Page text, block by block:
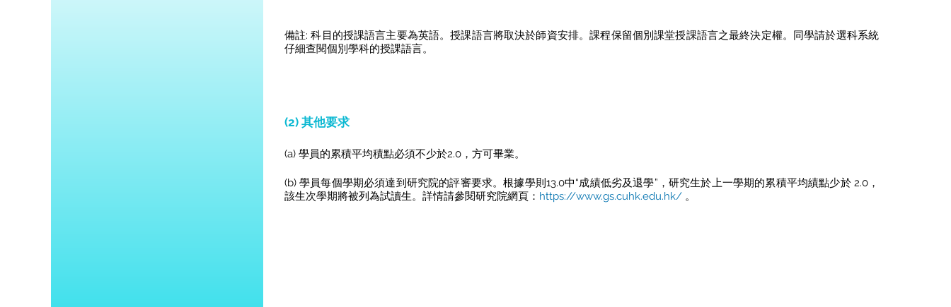
備註: 科目的授課語言主要為英語。授課語言將取決於師資安排。課程保留個別課堂授課語言之最終決定權。同學請於選科系統
仔細查閱個別學科的授課語言。
(2) 其他要求
(a) 學員的累積平均積點必須不少於2.0，方可畢業。
(b) 學員每個學期必須達到研究院的評審要求。根據學則13.0中“成績低劣及退學”，研究生於上一學期的累積平均績點少於 2.0，
該生次學期將被列為試讀生。詳情請參閱研究院網頁： https://www.gs.cuhk.edu.hk/ 。